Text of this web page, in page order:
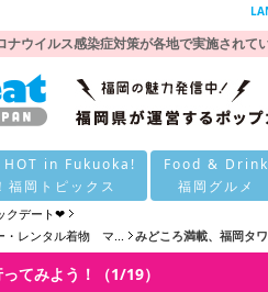
ウイルス感染症対策が各地で実施されて
in Fukuoka!
福岡トピックス
Food & Drink
福岡グルメ
クデート❤
レンタル着物 マ...
みどころ満載、福岡タ
てみよう！（1/19）